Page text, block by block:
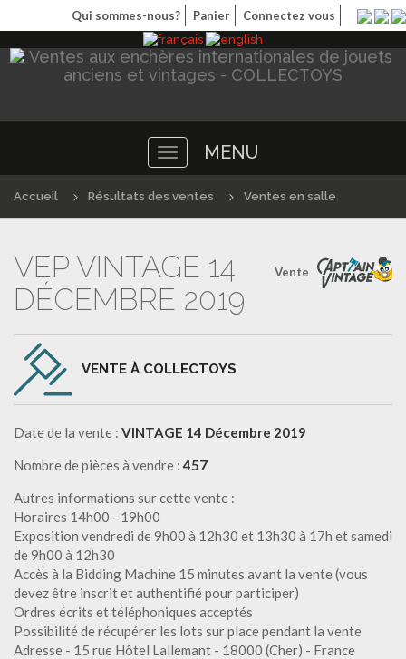
Qui sommes-nous? Panier Connectez vous
Toggle
navigation
MENU
Accueil Résultats des ventes Ventes en salle
Vente
VEP VINTAGE 14
DÉCEMBRE 2019
VENTE À COLLECTOYS
Date de la vente : VINTAGE 14 Décembre 2019
Nombre de pièces à vendre :457
Autres informations sur cette vente :
Horaires 14h00 - 19h00
Exposition vendredi de 9h00 à 12h30 et 13h30 à 17h et samedi
de 9h00 à 12h30
Accès à la Bidding Machine 15 minutes avant la vente (vous
devez être inscrit et authentifié pour participer)
Ordres écrits et téléphoniques acceptés
Possibilité de récupérer les lots sur place pendant la vente
Adresse - 15 rue Hôtel Lallemant - 18000 (Cher) - France